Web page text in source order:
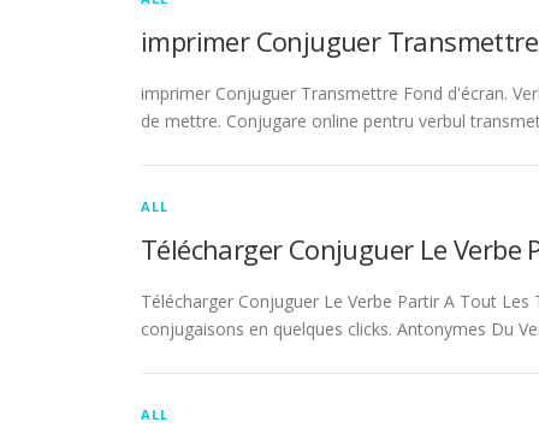
imprimer Conjuguer
imprimer Conjuguer Transmettre Fond d'écran.
de mettre. Conjugare online pentru verbul
ALL
Télécharger Conjuguer Le Verbe
Télécharger Conjuguer Le Verbe Partir A Tout
conjugaisons en quelques clicks. Antonymes Du
ALL